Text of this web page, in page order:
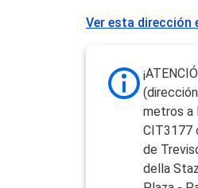
Ver esta dirección
metros a
CIT3177
de
della